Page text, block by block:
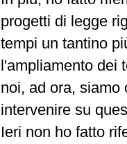
progetti di legge
tempi un tantino
l'ampliamento dei
noi, ad ora, siamo
intervenire su
Ieri non ho fatto